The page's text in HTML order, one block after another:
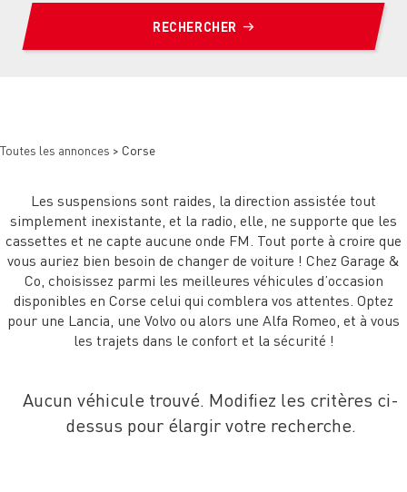
RECHERCHER
Toutes les annonces > Corse
Les suspensions sont raides, la direction assistée tout
simplement inexistante, et la radio, elle, ne supporte que les
cassettes et ne capte aucune onde FM. Tout porte à croire que
vous auriez bien besoin de changer de voiture ! Chez Garage &
Co, choisissez parmi les meilleures véhicules d’occasion
disponibles en Corse celui qui comblera vos attentes. Optez
pour une Lancia, une Volvo ou alors une Alfa Romeo, et à vous
les trajets dans le confort et la sécurité !
Aucun véhicule trouvé. Modifiez les critères ci-
dessus pour élargir votre recherche.